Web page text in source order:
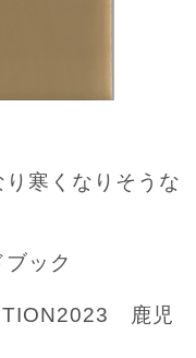
寒くなりそうな
ック
鹿児